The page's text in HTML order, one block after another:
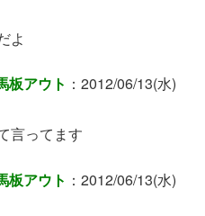
よ
板アウト ：2012/06/13(水)
言ってます
板アウト ：2012/06/13(水)